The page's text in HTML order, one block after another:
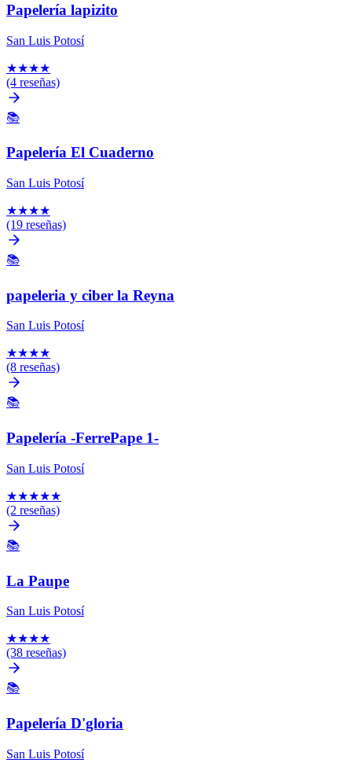
Papelería lapizito
San Luis Potosí
★★★★
(4 reseñas)
📚
Papelería El Cuaderno
San Luis Potosí
★★★★
(19 reseñas)
📚
papeleria y ciber la Reyna
San Luis Potosí
★★★★
(8 reseñas)
📚
Papelería -FerrePape 1-
San Luis Potosí
★★★★★
(2 reseñas)
📚
La Paupe
San Luis Potosí
★★★★
(38 reseñas)
📚
Papelería D'gloria
San Luis Potosí